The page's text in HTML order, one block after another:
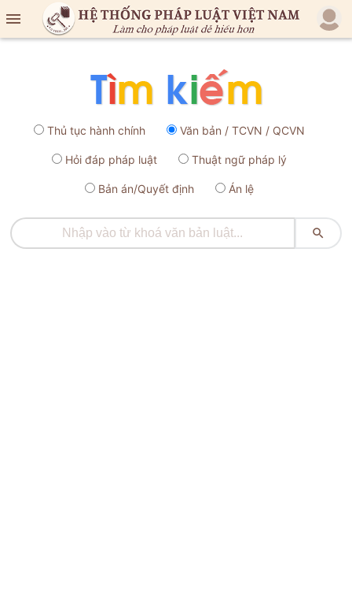

Thủ tục hành chính Văn bản / TCVN / QCVN
Hỏi đáp pháp luật Thuật ngữ pháp lý
Bản án/Quyết định Án lệ
